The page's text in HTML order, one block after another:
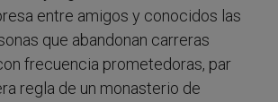
entre amigos y conocidos las
que abandonan carreras
frecuencia prometedoras, par
regla de un monasterio de